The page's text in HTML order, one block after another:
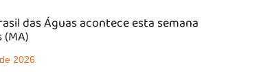
das Águas acontece esta semana
(MA)
2026